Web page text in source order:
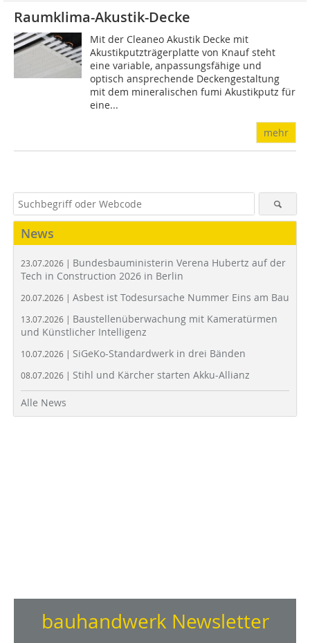
Raumklima-Akustik-Decke
Mit der Cleaneo Akustik Decke mit
Akustikputzträgerplatte von Knauf steht
eine variable, anpassungsfähige und
optisch ansprechende Deckengestaltung
mit dem mineralischen fumi Akustikputz für
eine...
mehr
News
23.07.2026 | Bundesbauministerin Verena Hubertz auf der
Tech in Construction 2026 in Berlin
20.07.2026 | Asbest ist Todesursache Nummer Eins am Bau
13.07.2026 | Baustellenüberwachung mit Kameratürmen
und Künstlicher Intelligenz
10.07.2026 | SiGeKo-Standardwerk in drei Bänden
08.07.2026 | Stihl und Kärcher starten Akku-Allianz
Alle News
bauhandwerk Newsletter